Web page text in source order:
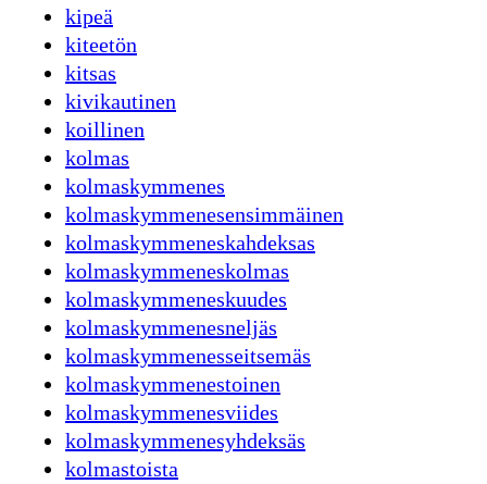
kipeä
kiteetön
kitsas
kivikautinen
koillinen
kolmas
kolmaskymmenes
kolmaskymmenesensimmäinen
kolmaskymmeneskahdeksas
kolmaskymmeneskolmas
kolmaskymmeneskuudes
kolmaskymmenesneljäs
kolmaskymmenesseitsemäs
kolmaskymmenestoinen
kolmaskymmenesviides
kolmaskymmenesyhdeksäs
kolmastoista